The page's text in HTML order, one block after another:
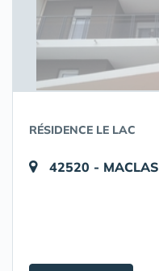
RÉSIDENCE LE LAC
42520 - MACLAS